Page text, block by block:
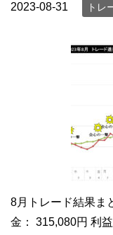
2023-08-31 トレ
8月トレード結果ま
金： 315,080円 利